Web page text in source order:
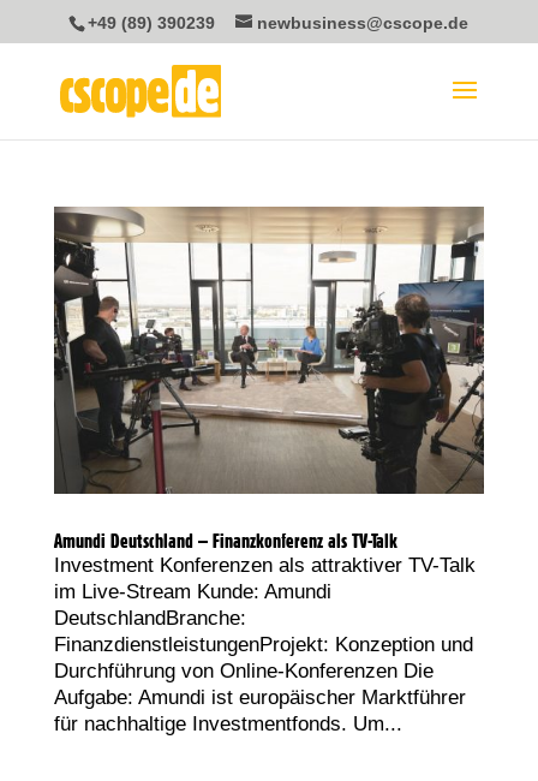
+49 (89) 390239 newbusiness@cscope.de
Amundi Deutschland – Finanzkonferenz als TV-Talk
Investment Konferenzen als attraktiver TV-Talk
im Live-Stream Kunde: Amundi
DeutschlandBranche:
FinanzdienstleistungenProjekt: Konzeption und
Durchführung von Online-Konferenzen Die
Aufgabe: Amundi ist europäischer Marktführer
für nachhaltige Investmentfonds. Um...